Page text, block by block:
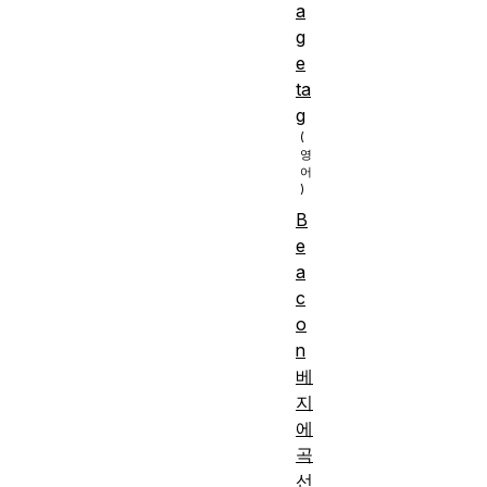
a
g
e
ta
g
B
e
a
c
o
n
베
지
에
곡
선